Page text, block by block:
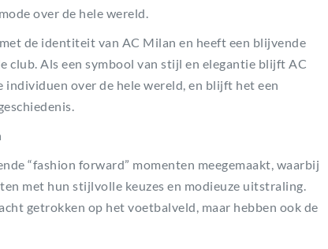
over de hele wereld.
de identiteit van AC Milan en heeft een blijvende
club. Als een symbool van stijl en elegantie blijft AC
over de hele wereld, en blijft het een
“fashion forward” momenten meegemaakt, waarbij
met hun stijlvolle keuzes en modieuze uitstraling.
getrokken op het voetbalveld, maar hebben ook de